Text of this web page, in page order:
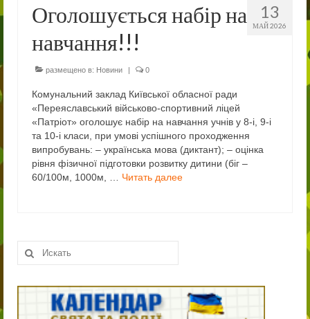
Традиції
Співпраця
Благодійна допомога
Навчально-виховна діяльність
Методична робота
Виховна робота
Психологічна служба радить
Дошка пошани
Військово-спортивна робота
13
МАЙ 2026
Оголошується набір на
навчання!!!
размещено в: Новини 0
Комунальний заклад Київської обласної ради
«Переяславський військово-спортивний ліцей
«Патріот» оголошує набір на навчання учнів у 8-і, 9-і
та 10-і класи, при умові успішного проходження
випробувань: – українська мова (диктант); – оцінка
рівня фізичної підготовки розвитку дитини (біг –
60/100м, 1000м, … Читать далее
Искать: